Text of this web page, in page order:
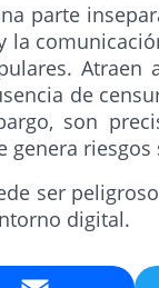
parte
de
son
genera
ser
digital.